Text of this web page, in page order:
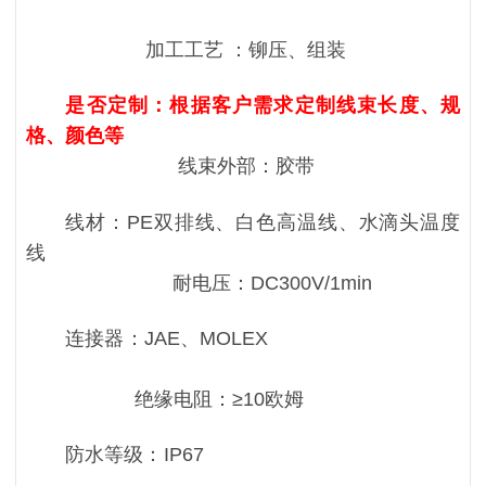
加工工艺 ：铆压、组装
是否定制：根据客户需求定制线束长度、规
格、颜色等
线束外部：胶带
线材：PE双排线、白色高温线、水滴头温度
线
耐电压：DC300V/1min
连接器：JAE、MOLEX
绝缘电阻：≥10欧姆
防水等级：IP67